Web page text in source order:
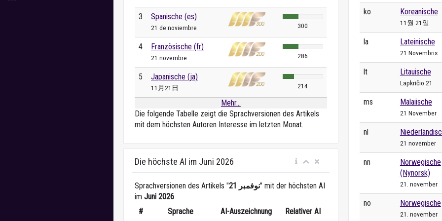
3 Spanische (es)
21 de noviembre 300
4 Französische (fr)
21 novembre 286
5 Japanische (ja)
11月21日 214
Mehr...
Die folgende Tabelle zeigt die Sprachversionen des Artikels
mit dem höchsten Autoren Interesse im letzten Monat.
Die höchste AI im Juni 2026
Sprachversionen des Artikels " 21 نوفمبر" mit der höchsten AI
im Juni 2026
#
Sprache AI-Auszeichnung Relativer AI
ko Koreanische
11월 21일
la Lateinische
21 Novembris
lt Litauische
Lapkričio 21
ms Malaiische
21 November
nl
21 november
nn
Norwegische
(Nynorsk)
21. november
no Norwegische
21. november